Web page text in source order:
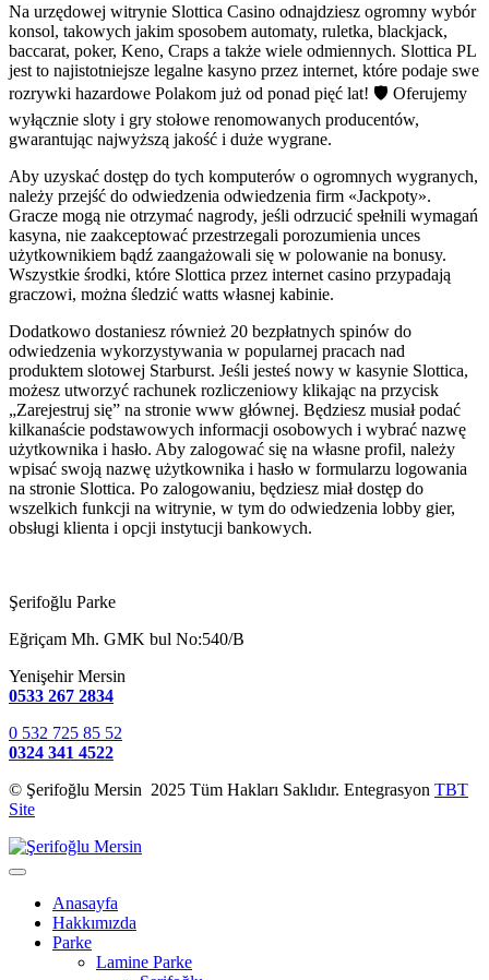
Na urzędowej witrynie Slottica Casino odnajdziesz ogromny wybór
konsol, takowych jakim sposobem automaty, ruletka, blackjack,
baccarat, poker, Keno, Craps a także wiele odmiennych. Slottica PL
jest to najistotniejsze legalne kasyno przez internet, które podaje swe
rozrywki hazardowe Polakom już od ponad pięć lat! 🛡️ Oferujemy
wyłącznie sloty i gry stołowe renomowanych producentów,
gwarantując najwyższą jakość i duże wygrane.
Aby uzyskać dostęp do tych komputerów o ogromnych wygranych,
należy przejść do odwiedzenia odwiedzenia firm «Jackpoty».
Gracze mogą nie otrzymać nagrody, jeśli odrzucić spełnili wymagań
kasyna, nie zaakceptować przestrzegali porozumienia unces
użytkownikiem bądź zaangażowali się w polowanie na bonusy.
Wszystkie środki, które Slottica przez internet casino przypadają
graczowi, można śledzić watts własnej kabinie.
Dodatkowo dostaniesz również 20 bezpłatnych spinów do
odwiedzenia wykorzystywania w popularnej pracach nad
produktem slotowej Starburst. Jeśli jesteś nowy w kasynie Slottica,
możesz utworzyć rachunek rozliczeniowy klikając na przycisk
„Zarejestruj się” na stronie www głównej. Będziesz musiał podać
kilkanaście podstawowych informacji osobowych i wybrać nazwę
użytkownika i hasło. Aby zalogować się na własne profil, należy
wpisać swoją nazwę użytkownika i hasło w formularzu logowania
na stronie Slottica. Po zalogowaniu, będziesz miał dostęp do
wszelkich funkcji na witrynie, w tym do odwiedzenia lobby gier,
obsługi klienta i opcji instytucji bankowych.
Şerifoğlu Parke
Eğriçam Mh. GMK bul No:540/B
Yenişehir Mersin
0533 267 2834
0 532 725 85 52
0324 341 4522
© Şerifoğlu Mersin 2025 Tüm Hakları Saklıdır. Entegrasyon TBT
Site
Anasayfa
Hakkımızda
Parke
Lamine Parke